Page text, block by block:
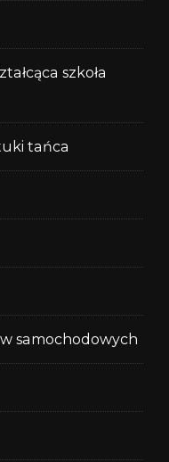
szkoła
tańca
samochodowych